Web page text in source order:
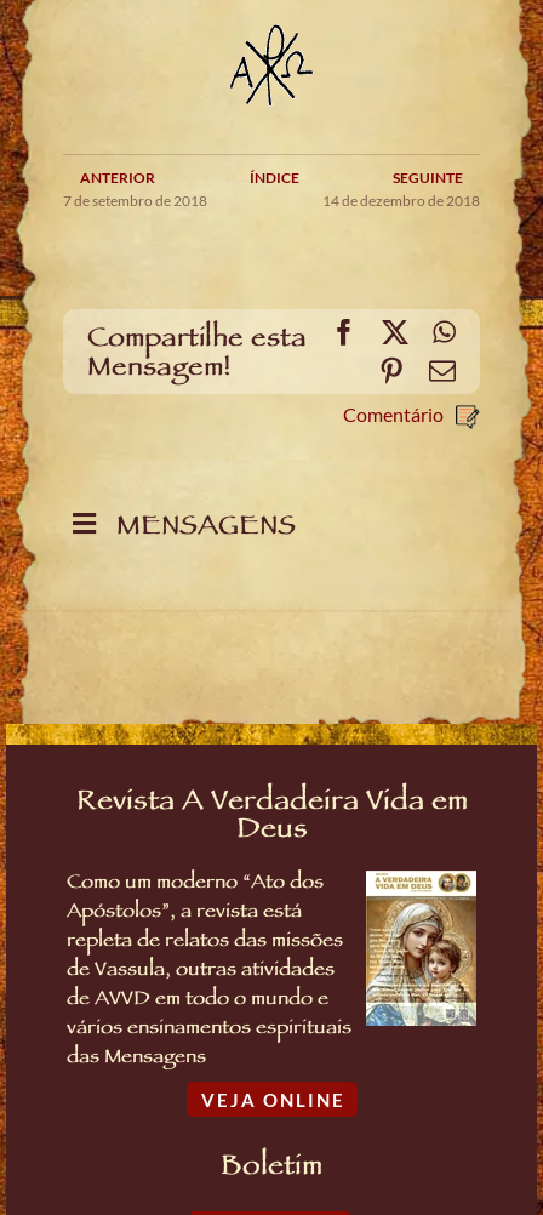
ANTERIOR ÍNDICE
SEGUINTE
7 de setembro de 2018
14 de dezembro de 2018
Compartilhe esta
Mensagem!
Facebook
X
Pinterest
Email
Comentário
MENSAGENS
Revista A Verdadeira Vida em
Deus
Como um moderno “Ato dos
Apóstolos”, a revista está
repleta de relatos das missões
de Vassula, outras atividades
de AVVD em todo o mundo e
vários ensinamentos espirituais
das Mensagens
VEJA ONLINE
Boletim